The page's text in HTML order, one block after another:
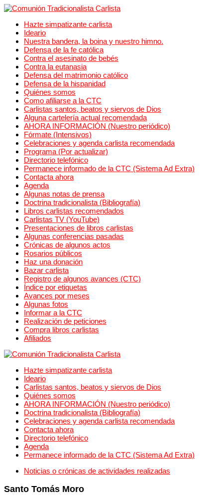
Hazte simpatizante carlista
Ideario
Nuestra bandera, la boina y nuestro himno.
Defensa de la fe católica
Contra el asesinato de bebés
Contra la eutanasia
Defensa del matrimonio católico
Defensa de la hispanidad
Quiénes somos
Como afiliarse a la CTC
Carlistas santos, beatos y siervos de Dios
Alguna cartelería actual recomendada
AHORA INFORMACIÓN (Nuestro periódico)
Fórmate (Intensivos)
Celebraciones y agenda carlista recomendada
Programa (Por actualizar)
Directorio telefónico
Permanece informado de la CTC (Sistema Ad Extra)
Contacta ahora
Agenda
Algunas notas de prensa
Doctrina tradicionalista (Bibliografía)
Libros carlistas recomendados
Carlistas TV (YouTube)
Presentaciones de libros carlistas
Algunas conferencias pasadas
Crónicas de algunos actos
Rosarios públicos
Haz una donación
Bazar carlista
Registro de algunos avances (CTC)
Índice por etiquetas
Avances por meses
Algunas fotos
Informar a la CTC
Realización de peticiones
Compra libros carlistas
Afiliados
Hazte simpatizante carlista
Ideario
Carlistas santos, beatos y siervos de Dios
Quiénes somos
AHORA INFORMACIÓN (Nuestro periódico)
Doctrina tradicionalista (Bibliografía)
Celebraciones y agenda carlista recomendada
Contacta ahora
Directorio telefónico
Agenda
Permanece informado de la CTC (Sistema Ad Extra)
Noticias o crónicas de actividades realizadas
Santo Tomás Moro